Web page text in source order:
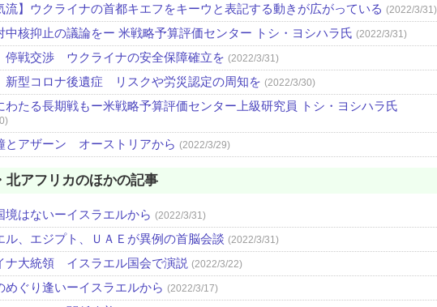
流】ウクライナの首都キエフをキーウと表記する動きが広がっている (2022/3/31)
中核抑止の議論をー 米戦略予算評価センター トシ・ヨシハラ氏 (2022/3/31)
停戦交渉 ウクライナの安全保障確立を (2022/3/31)
新型コロナ後遺症 リスクや労災認定の周知を (2022/3/30)
わたる長期戦もー米戦略予算評価センター上級研究員 トシ・ヨシハラ氏
とアザーン オーストリアから (2022/3/29)
北アフリカのほかの記事
境はないーイスラエルから (2022/3/31)
ル、エジプト、ＵＡＥが異例の首脳会談 (2022/3/31)
ナ大統領 イスラエル国会で演説 (2022/3/22)
めぐり逢いーイスラエルから (2022/3/17)